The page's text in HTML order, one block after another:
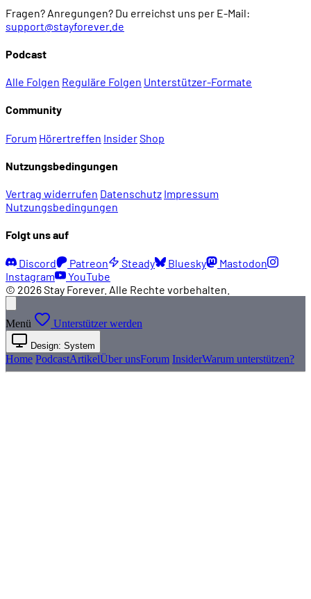
Fragen? Anregungen? Du erreichst uns per E-Mail:
support@stayforever.de
Podcast
Alle Folgen Reguläre Folgen Unterstützer-Formate
Community
Forum Hörertreffen InsiderShop
Nutzungsbedingungen
Vertrag widerrufen Datenschutz Impressum
Nutzungsbedingungen
Folgt uns auf
Discord Patreon Steady Bluesky
Mastodon
Instagram
YouTube
© 2026 Stay Forever. Alle Rechte vorbehalten.
Menü Unterstützer werden
Design: System
Home PodcastArtikelÜber unsForum InsiderWarum unterstützen?